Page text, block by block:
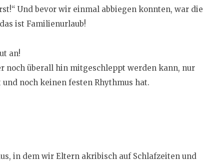
Und bevor wir einmal abbiegen konnten, war die
ist Familienurlaub!
an!
noch überall hin mitgeschleppt werden kann, nur
noch keinen festen Rhythmus hat.
in dem wir Eltern akribisch auf Schlafzeiten und